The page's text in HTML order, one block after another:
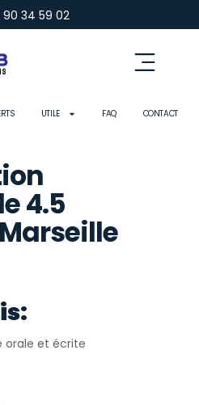
34 59 02
UTILE FAQ CONTACT
4.5
orale et écrite